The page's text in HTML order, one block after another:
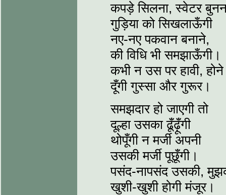
कपड़े सिलना, स्वेटर
गुड़िया को सिखलाऊँगी
नए-नए पकवान बनाने,
की विधि भी समझाऊँगी।
कभी न उस पर हावी, होने
दूँगी गुस्सा और गुरूर।
समझदार हो जाएगी तो
दूल्हा उसका ढूँढ़ूँगी
थोपूँगी न मर्जी अपनी
उसकी मर्जी पूछूँगी।
पसंद-नापसंद उसकी,
खुशी-खुशी होगी मंजूर।